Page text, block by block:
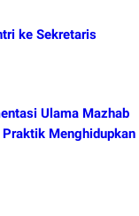
ke Sekretaris
Ulama Mazhab
Menghidupkan